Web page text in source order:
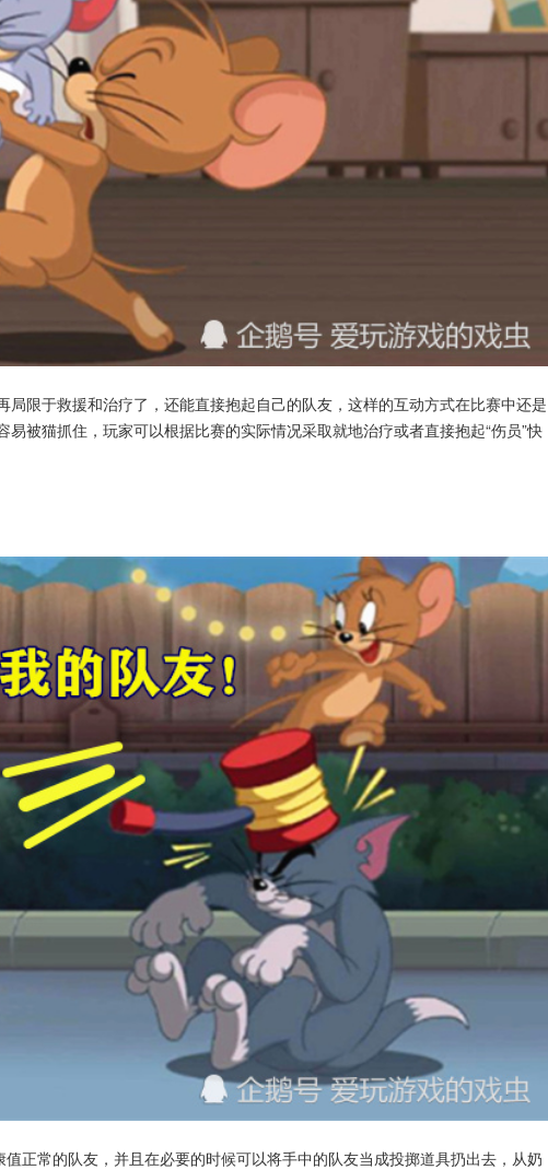
限于救援和治疗了，还能直接抱起自己的队友，这样的互动方式在比赛中还是
被猫抓住，玩家可以根据比赛的实际情况采取就地治疗或者直接抱起“伤员”快
正常的队友，并且在必要的时候可以将手中的队友当成投掷道具扔出去，从奶